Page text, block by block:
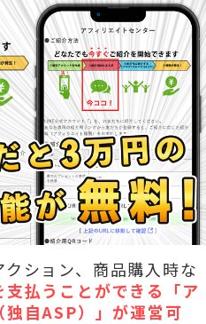
ション、商品購入時な
支払うことができる「ア
自ASP）」が運営可